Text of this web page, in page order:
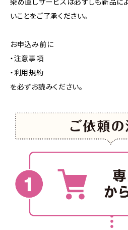
染め直しサービスは必ずしも新品に
いことをご了承ください。
お申込み前に
・注意事項
・利用規約
を必ずお読みください。